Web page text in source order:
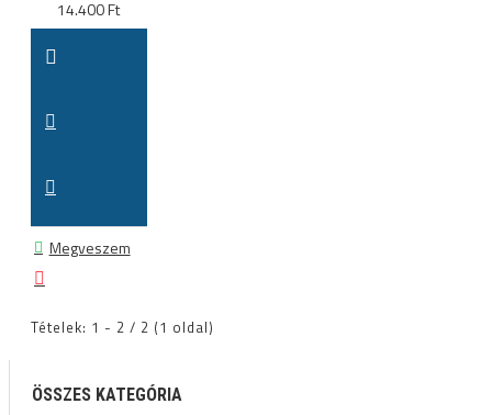
14.400 Ft
Megveszem
Tételek: 1 - 2 / 2 (1 oldal)
ÖSSZES KATEGÓRIA